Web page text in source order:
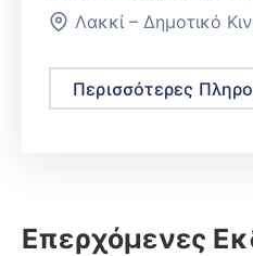
Λακκί – Δημοτικό
Περισσότερες
Επερχόμενες